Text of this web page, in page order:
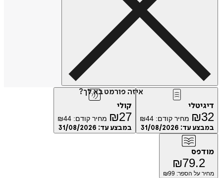
איזה פורמט בא לך?
דיגיטלי
₪32 מחיר קודם: ₪44
במבצע עד: 31/08/2026
קולי
₪27 מחיר קודם: ₪44
במבצע עד: 31/08/2026
מודפס
₪79.2
מחיר על הספר: ₪ 99